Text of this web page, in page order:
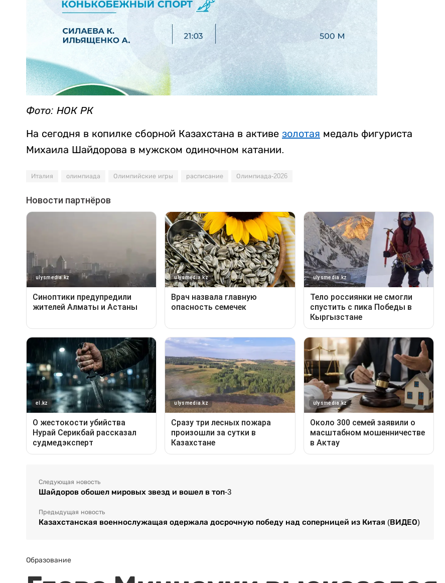
Фото: НОК РК
На сегодня в копилке сборной Казахстана в активе золотая медаль фигуриста
Михаила Шайдорова в мужском одиночном катании.
Италия олимпиада Олимпийские игры расписание Олимпиада-2026
Следующая новость
Шайдоров обошел мировых звезд и вошел в топ-3
Предыдущая новость
Казахстанская военнослужащая одержала досрочную победу над соперницей из Китая (ВИДЕО)
Образование